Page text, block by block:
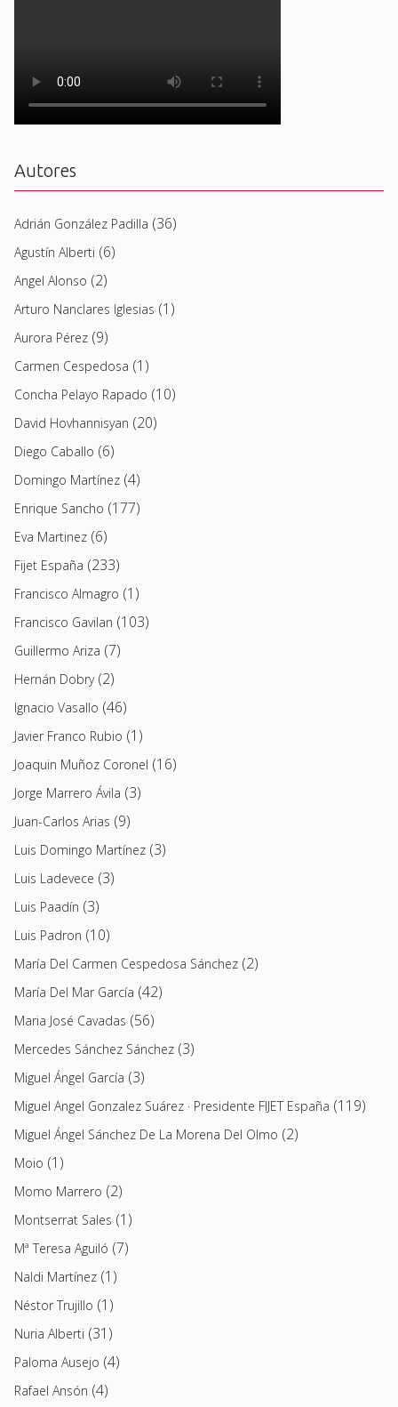
Autores
Adrián González Padilla (36)
Agustín Alberti (6)
Angel Alonso (2)
Arturo Nanclares Iglesias (1)
Aurora Pérez (9)
Carmen Cespedosa (1)
Concha Pelayo Rapado (10)
David Hovhannisyan (20)
Diego Caballo (6)
Domingo Martínez (4)
Enrique Sancho (177)
Eva Martinez (6)
Fijet España (233)
Francisco Almagro (1)
Francisco Gavilan (103)
Guillermo Ariza (7)
Hernán Dobry(2)
Ignacio Vasallo (46)
Javier Franco Rubio (1)
Joaquin Muñoz Coronel (16)
Jorge Marrero Ávila (3)
Juan-Carlos Arias (9)
Luis Domingo Martínez (3)
Luis Ladevece (3)
Luis Paadín (3)
Luis Padron (10)
María Del Carmen Cespedosa Sánchez (2)
María Del Mar García (42)
Maria José Cavadas (56)
Mercedes Sánchez Sánchez (3)
Miguel Ángel García (3)
Miguel Angel Gonzalez Suárez · Presidente FIJET España (119)
Miguel Ángel Sánchez De La Morena Del Olmo (2)
Moio (1)
Momo Marrero (2)
Montserrat Sales (1)
Mª Teresa Aguiló (7)
Naldi Martínez (1)
Néstor Trujillo (1)
Nuria Alberti (31)
Paloma Ausejo (4)
Rafael Ansón (4)